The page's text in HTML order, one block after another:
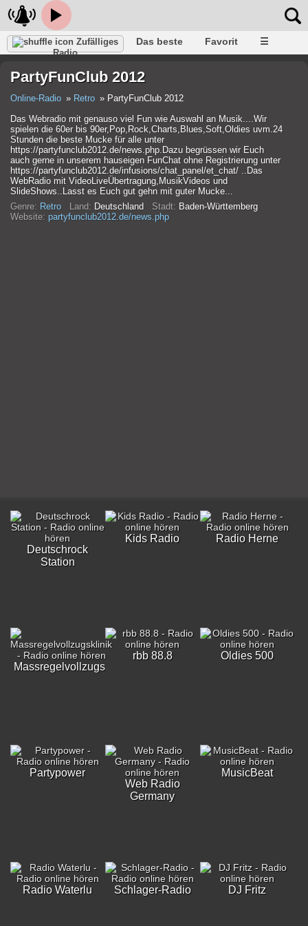
Zufälliges
Radio
Das beste Favorit ☰
PartyFunClub 2012
Online-Radio Retro
PartyFunClub 2012
Das Webradio mit genauso viel Fun wie Auswahl an Musik....Wir
spielen die 60er bis 90er,Pop,Rock,Charts,Blues,Soft,Oldies uvm.24
Stunden die beste Mucke für alle unter
https://partyfunclub2012.de/news.php.Dazu begrüssen wir Euch
auch gerne in unserem hauseigen FunChat ohne Registrierung unter
https://partyfunclub2012.de/infusions/chat_panel/et_chat/ ..Das
WebRadio mit VideoLiveÜbertragung,MusikVideos und
SlideShows..Lasst es Euch gut gehn mit guter Mucke...
Genre: Retro Land: Deutschland Stadt: Baden-Württemberg
Website: partyfunclub2012.de/news.php
Deutschrock
Station
Kids Radio Radio Herne
Massregelvollzugsklinik
rbb 88.8 Oldies 500
Partypower
Web Radio
Germany
MusicBeat
Radio Waterlu Schlager-Radio DJ Fritz